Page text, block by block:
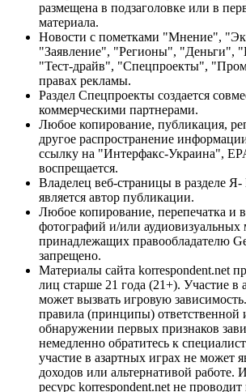
размещена в подзаголовке или в
материала.
Новости с пометками "Мнение",
"Заявление", "Регионы", "Деньги",
"Тест-драйв", "Спецпроекты",
правах рекламы.
Раздел Спецпроекты создается
коммерческими партнерами.
Любое копирование, публикация,
другое распространение
ссылку на "Интерфакс-Украина",
воспрещается.
Владелец веб-страницы в разделе
является автор публикации.
Любое копирование, перепечатка и
фотографий и/или аудиовизуальных
принадлежащих правообладателю
запрещено.
Материалы сайта korrespondent.net
лиц старше 21 года (21+). Участие в
может вызвать игровую
правила (принципы)
обнаружении первых признаков
немедленно обратитесь к
участие в азартных играх не может
доходов или альтернативой
ресурс korrespondent.net не